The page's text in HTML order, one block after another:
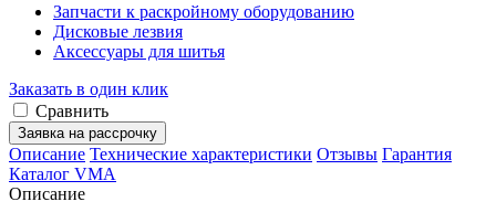
Запчасти к раскройному оборудованию
Дисковые лезвия
Аксессуары для шитья
Заказать в один клик
Сравнить
Заявка на рассрочку
Описание Технические характеристики Отзывы Гарантия
Каталог VMA
Описание